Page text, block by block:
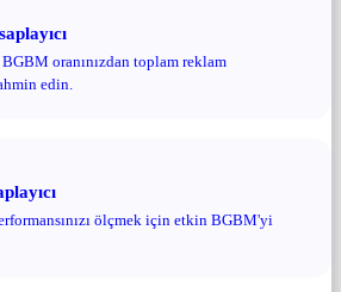
oranınızdan toplam reklam
edin.
ölçmek için etkin BGBM'yi